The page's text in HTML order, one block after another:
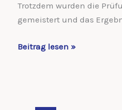
Trotzdem wurden die
gemeistert und das
Geschafft
Beitrag lesen »